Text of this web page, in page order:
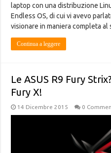
laptop con una distribuzione
Endless OS, di cui vi avevo
visionare in maniera completa
Continua a leggere
Le ASUS R9 Fury
Fury X!
14 Dicembre 2015 0